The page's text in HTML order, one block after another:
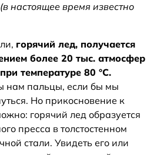
(в настоящее время известно
горячий лед, получается
более 20 тыс. атмосфер
температуре 80 °C.
нам пальцы, если бы мы
Но прикосновение к
горячий лед образуется
пресса в толстостенном
стали. Увидеть его или